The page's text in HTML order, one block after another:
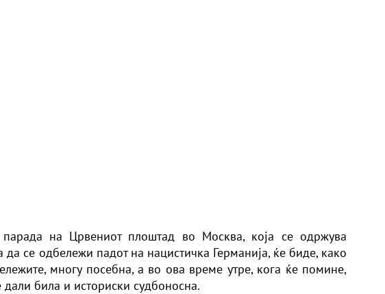
на Црвениот плоштад во Москва, која се одржува
да се одбележи падот на нацистичка Германија, ќе биде, како
многу посебна, а во ова време утре, кога ќе помине,
била и историски судбоносна.